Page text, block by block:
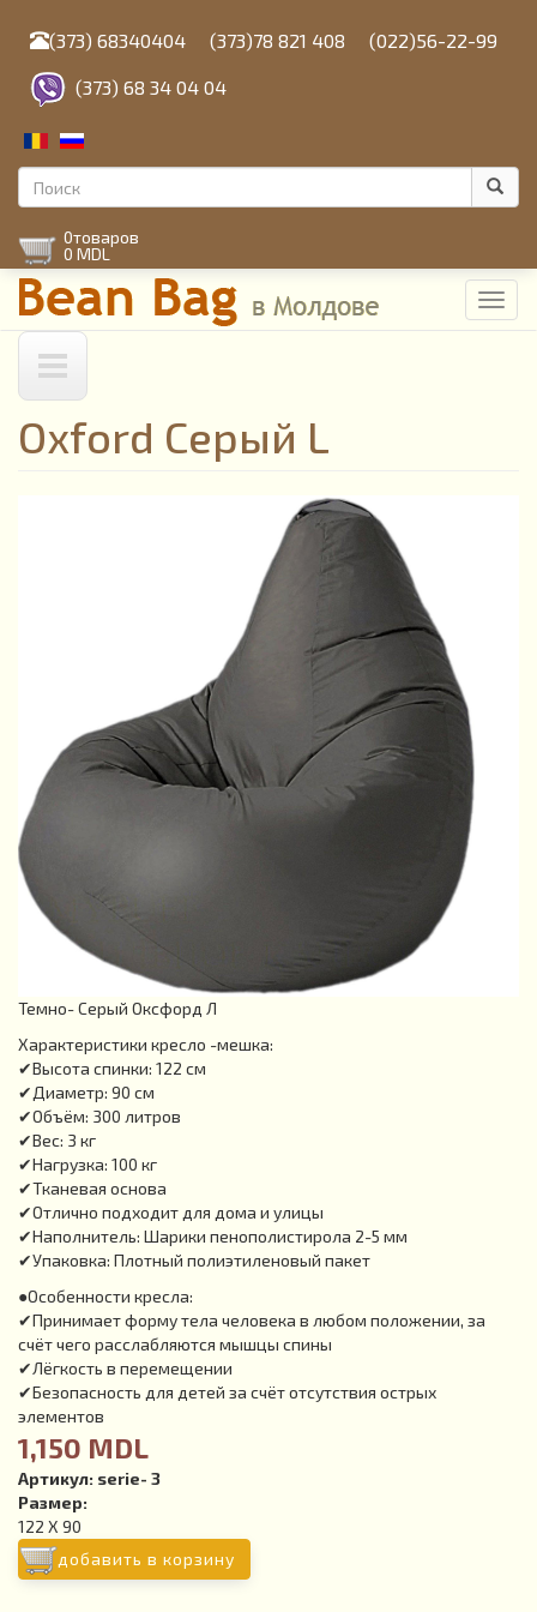
содержанию
(373) 68340404 (373)78 821 408 (022)56-22-99
(373) 68 34 04 04
Форма
поиска
0товаров
0 MDL
Oxford Серый L
Темно- Серый Оксфорд Л
Характеристики кресло -мешка:
✔Высота спинки: 122 см
✔Диаметр: 90 см
✔Объём: 300 литров
✔Вес: 3 кг
✔Нагрузка: 100 кг
✔Тканевая основа
✔Отлично подходит для дома и улицы
✔Наполнитель: Шарики пенополистирола 2-5 мм
✔Упаковка: Плотный полиэтиленовый пакет
●Особенности кресла:
✔Принимает форму тела человека в любом положении, за
счёт чего расслабляются мышцы спины
✔Лёгкость в перемещении
✔Безопасность для детей за счёт отсутствия острых
элементов
1,150 MDL
Артикул: serie- 3
Размер:
122 Х 90
добавить в корзину